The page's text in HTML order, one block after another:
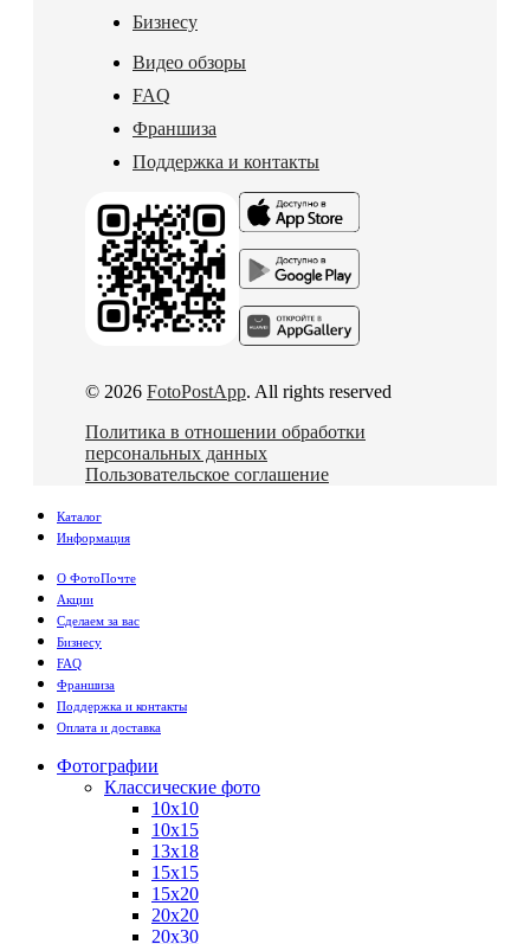
Бизнесу
Видео обзоры
FAQ
Франшиза
Поддержка и контакты
© 2026 FotoPostApp. All rights reserved
Политика в отношении обработки
персональных данных
Пользовательское соглашение
Каталог
Информация
О ФотоПочте
Акции
Сделаем за вас
Бизнесу
FAQ
Франшиза
Поддержка и контакты
Оплата и доставка
Фотографии
Классические фото
10х10
10х15
13х18
15х15
15х20
20х20
20х30